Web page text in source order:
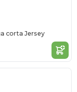
corta Jersey